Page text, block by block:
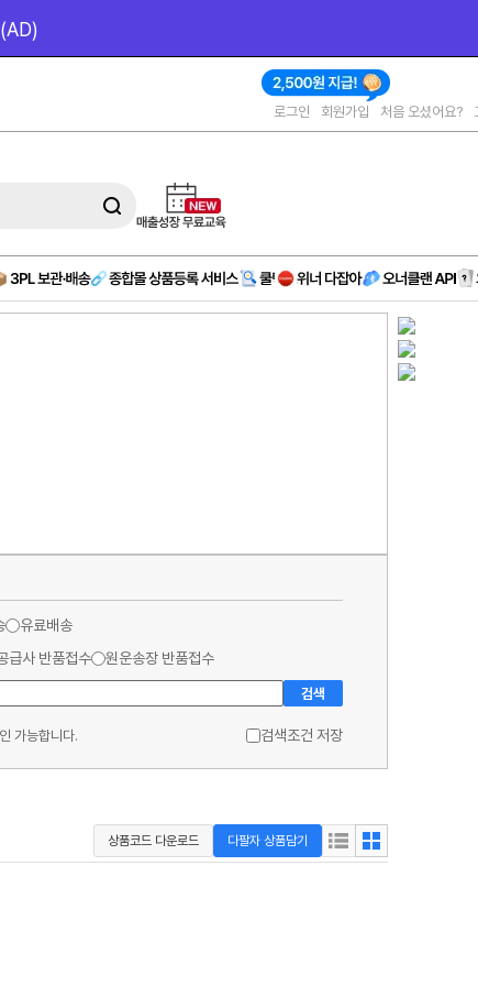
제공
로그인 회원가입 처음 오셨어요?
유료배송
급사 반품접수
원운송장 반품접수
검색
가능합니다. 검색조건 저장